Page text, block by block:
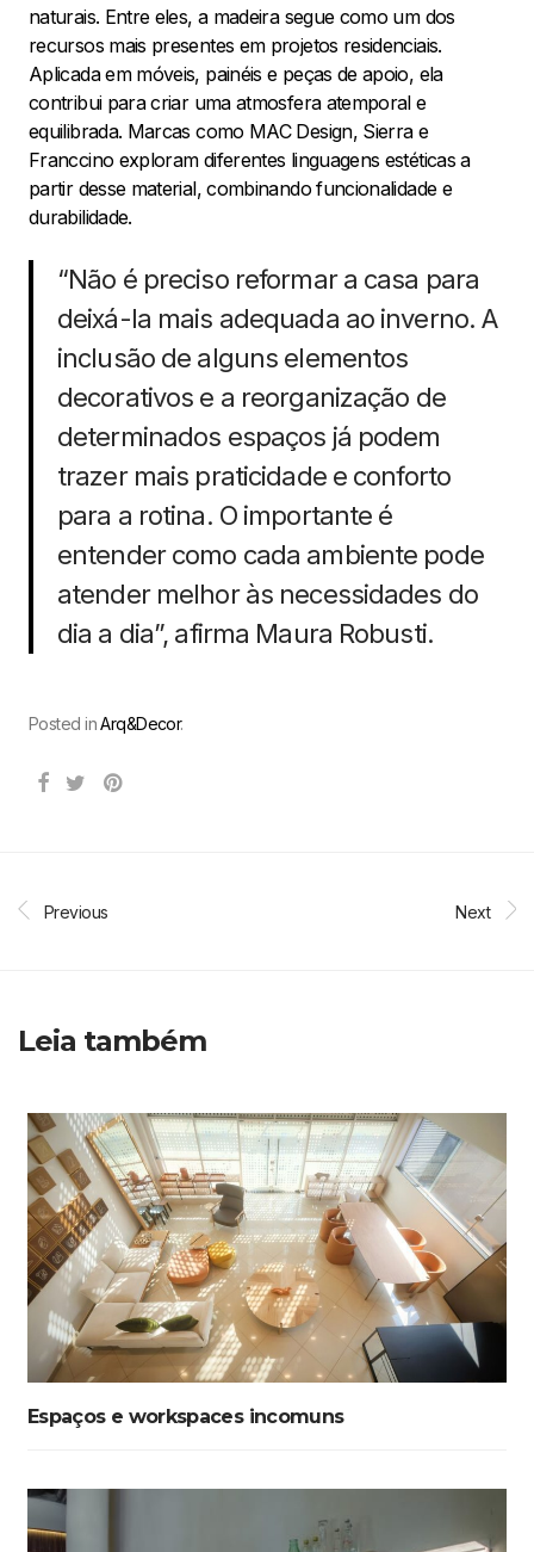
naturais. Entre eles, a madeira segue como um dos
recursos mais presentes em projetos residenciais.
Aplicada em móveis, painéis e peças de apoio, ela
contribui para criar uma atmosfera atemporal e
equilibrada. Marcas como MAC Design, Sierra e
Franccino exploram diferentes linguagens estéticas a
partir desse material, combinando funcionalidade e
durabilidade.
“Não é preciso reformar a casa para
deixá-la mais adequada ao inverno. A
inclusão de alguns elementos
decorativos e a reorganização de
determinados espaços já podem
trazer mais praticidade e conforto
para a rotina. O importante é
entender como cada ambiente pode
atender melhor às necessidades do
dia a dia”, afirma Maura Robusti.
Posted inArq&Decor.
Previous Next
Leia também
Espaços e workspaces incomuns